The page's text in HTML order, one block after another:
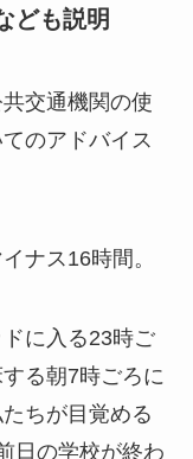
ども説明
交通機関の使
のアドバイス
ナス16時間。
に入る23時ご
る朝7時ごろに
ちが目覚める
日の学校が終わ